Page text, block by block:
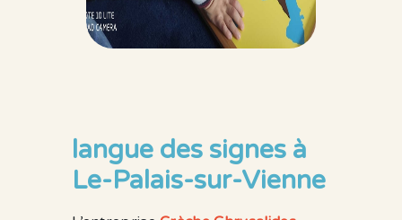
langue des signes à
Le-Palais-sur-Vienne